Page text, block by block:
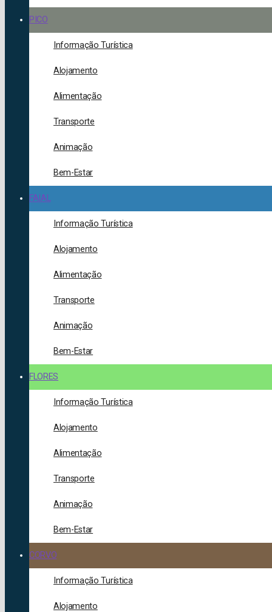
PICO
Informação Turística
Alojamento
Alimentação
Transporte
Animação
Bem-Estar
FAIAL
Informação Turística
Alojamento
Alimentação
Transporte
Animação
Bem-Estar
FLORES
Informação Turística
Alojamento
Alimentação
Transporte
Animação
Bem-Estar
CORVO
Informação Turística
Alojamento